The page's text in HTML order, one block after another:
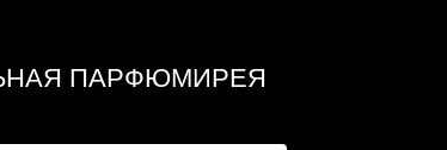
ПАРФЮМИРЕЯ